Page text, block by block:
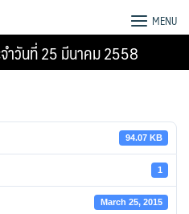
MENU
ำวันที่ 25 มีนาคม 2558
94.07 KB
1
March 25, 2015